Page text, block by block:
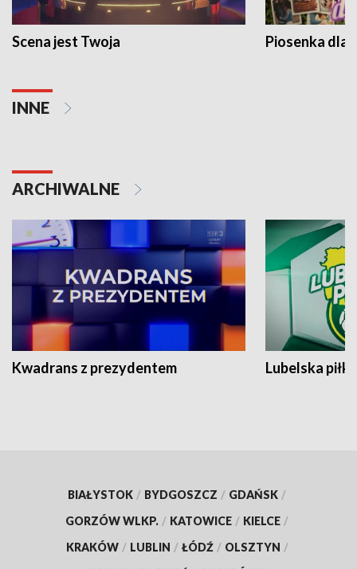
Scena jest Twoja Piosenka dla
INNE
ARCHIWALNE
Kwadrans z prezydentem Lubelska piłka
BIAŁYSTOK / BYDGOSZCZ / GDAŃSK /
GORZÓW WLKP. / KATOWICE / KIELCE /
KRAKÓW / LUBLIN / ŁÓDŹ / OLSZTYN /